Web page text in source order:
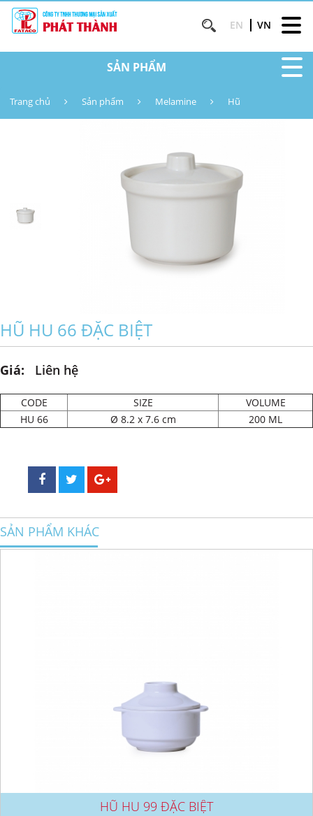
EN VN
SẢN PHẨM
Trang chủ Sản phẩm Melamine Hũ
HŨ HU 66 ĐẶC BIỆT
Giá: Liên hệ
CODE SIZE
VOLUME
HU 66
Ø 8.2 x 7.6 cm 200 ML
SẢN PHẨM KHÁC
HŨ HU 99 ĐẶC BIỆT